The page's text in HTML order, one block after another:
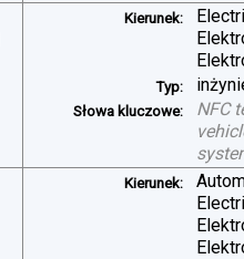
Kierunek:
Typ:
Słowa kluczowe:
NFC
Kierunek: